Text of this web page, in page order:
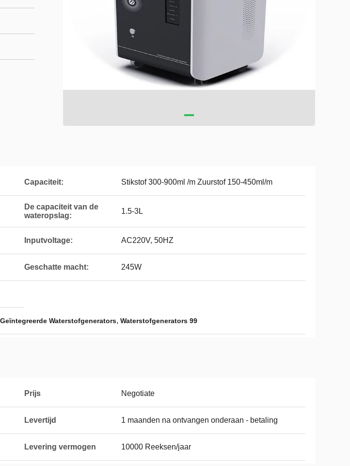
Capaciteit: Stikstof 300-900ml /m Zuurstof 150-450ml/m
De capaciteit van de
wateropslag:
1.5-3L
Inputvoltage: AC220V, 50HZ
Geschatte macht: 245W
Geïntegreerde Waterstofgenerators, Waterstofgenerators 99
Prijs Negotiate
Levertijd 1 maanden na ontvangen onderaan - betaling
Levering vermogen 10000 Reeksen/jaar